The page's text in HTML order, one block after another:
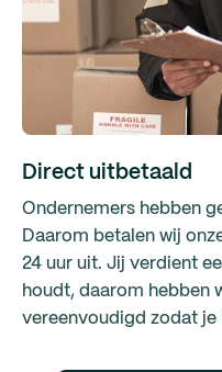
Direct uitbetaald
Ondernemers hebben
Daarom betalen wij
24 uur uit. Jij verdient
houdt, daarom hebben
vereenvoudigd zodat je